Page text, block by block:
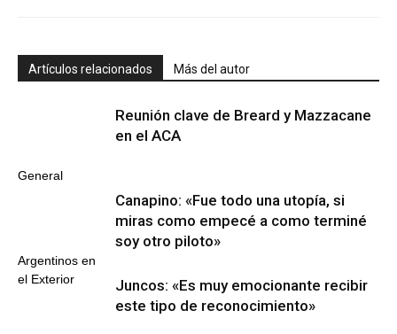
Artículos relacionados Más del autor
General
Reunión clave de Breard y Mazzacane
en el ACA
Argentinos en
el Exterior
Canapino: «Fue todo una utopía, si
miras como empecé a como terminé
soy otro piloto»
Juncos: «Es muy emocionante recibir
este tipo de reconocimiento»